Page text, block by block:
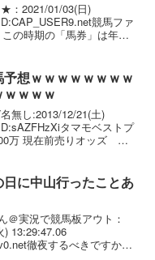
：2021/01/03(日)
競馬ファ
の時期の「馬券」は年末
で2,4...
想ｗｗｗｗｗｗｗｗ
ｗｗｗ
無し:2013/12/21(土)
タマモベストプ
万 現在前売りオッズ
に中山行ったことあ
＠実況で競馬板アウト：
) 13:29:47.06
徹夜するべきですか？